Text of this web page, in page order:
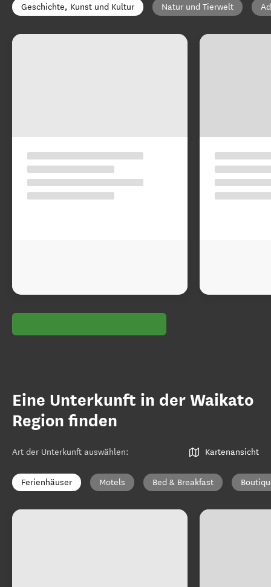
Geschichte, Kunst und Kultur Natur und Tierwelt
Eine Unterkunft in der Waikato
Region finden
Art der Unterkunft auswählen: Kartenansicht
Ferienhäuser Motels Bed & Breakfast